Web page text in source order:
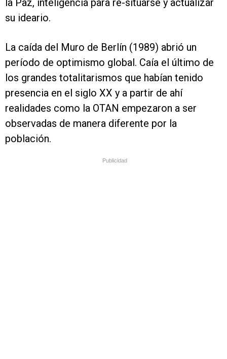
la Paz, inteligencia para re-situarse y actualizar
su ideario.
La caída del Muro de Berlín (1989) abrió un
período de optimismo global. Caía el último de
los grandes totalitarismos que habían tenido
presencia en el siglo XX y a partir de ahí
realidades como la OTAN empezaron a ser
observadas de manera diferente por la
población.
Publicidad